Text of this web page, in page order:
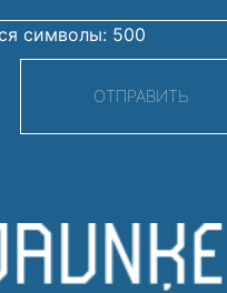
символы: 500
ОТПРАВИТЬ